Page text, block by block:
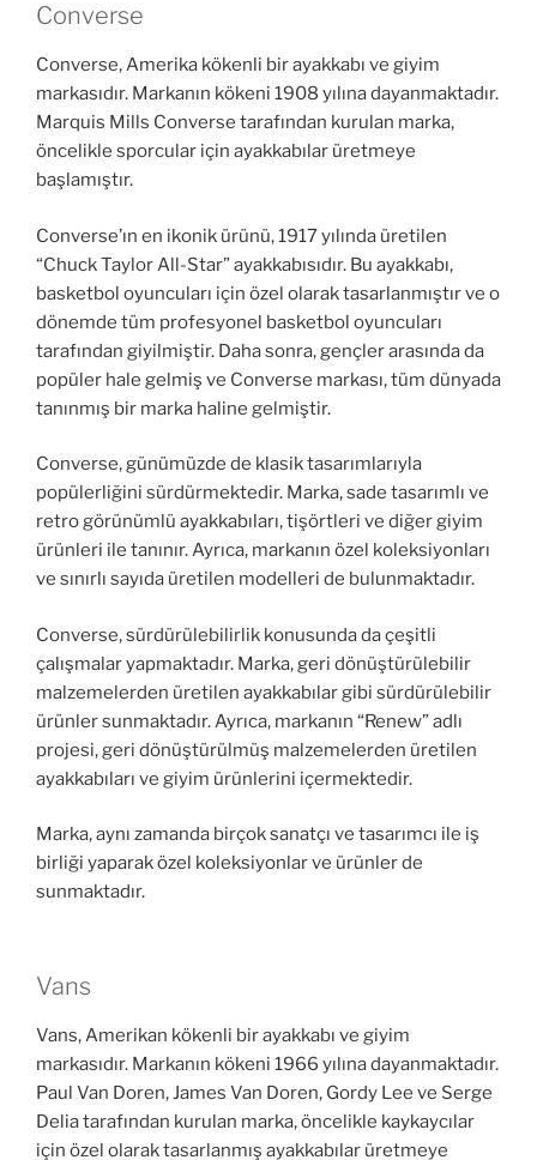
Converse
Converse, Amerika kökenli bir ayakkabı ve giyim
markasıdır. Markanın kökeni 1908 yılına dayanmaktadır.
Marquis Mills Converse tarafından kurulan marka,
öncelikle sporcular için ayakkabılar üretmeye
başlamıştır.
Converse’ın en ikonik ürünü, 1917 yılında üretilen
“Chuck Taylor All-Star” ayakkabısıdır. Bu ayakkabı,
basketbol oyuncuları için özel olarak tasarlanmıştır ve o
dönemde tüm profesyonel basketbol oyuncuları
tarafından giyilmiştir. Daha sonra, gençler arasında da
popüler hale gelmiş ve Converse markası, tüm dünyada
tanınmış bir marka haline gelmiştir.
Converse, günümüzde de klasik tasarımlarıyla
popülerliğini sürdürmektedir. Marka, sade tasarımlı ve
retro görünümlü ayakkabıları, tişörtleri ve diğer giyim
ürünleri ile tanınır. Ayrıca, markanın özel koleksiyonları
ve sınırlı sayıda üretilen modelleri de bulunmaktadır.
Converse, sürdürülebilirlik konusunda da çeşitli
çalışmalar yapmaktadır. Marka, geri dönüştürülebilir
malzemelerden üretilen ayakkabılar gibi sürdürülebilir
ürünler sunmaktadır. Ayrıca, markanın “Renew” adlı
projesi, geri dönüştürülmüş malzemelerden üretilen
ayakkabıları ve giyim ürünlerini içermektedir.
Marka, aynı zamanda birçok sanatçı ve tasarımcı ile iş
birliği yaparak özel koleksiyonlar ve ürünler de
sunmaktadır.
Vans
Vans, Amerikan kökenli bir ayakkabı ve giyim
markasıdır. Markanın kökeni 1966 yılına dayanmaktadır.
Paul Van Doren, James Van Doren, Gordy Lee ve Serge
Delia tarafından kurulan marka, öncelikle kaykaycılar
için özel olarak tasarlanmış ayakkabılar üretmeye